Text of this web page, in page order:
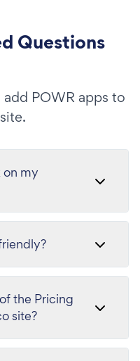
Questions
POWR apps to
on my
the Pricing
site?